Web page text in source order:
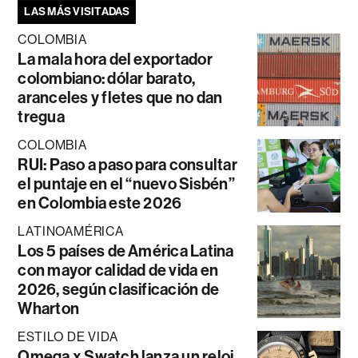
LAS MÁS VISITADAS
COLOMBIA
La mala hora del exportador
colombiano: dólar barato,
aranceles y fletes que no dan
tregua
COLOMBIA
RUI: Paso a paso para consultar
el puntaje en el “nuevo Sisbén”
en Colombia este 2026
LATINOAMÉRICA
Los 5 países de América Latina
con mayor calidad de vida en
2026, según clasificación de
Wharton
ESTILO DE VIDA